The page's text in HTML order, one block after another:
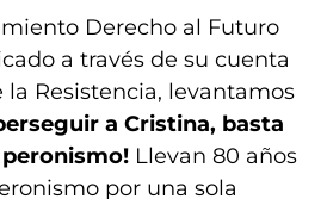
Derecho al Futuro
a través de su cuenta
la Resistencia, levantamos
a Cristina, basta
Llevan 80 años
por una sola